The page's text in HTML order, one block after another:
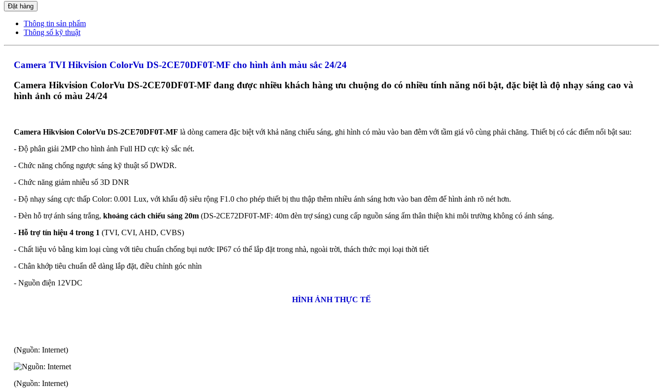
Đặt hàng
Thông tin sản phẩm
Thông số kỹ thuật
Camera TVI Hikvision ColorVu DS-2CE70DF0T-MF cho hình ảnh màu sắc 24/24
Camera Hikvision ColorVu DS-2CE70DF0T-MF đang được nhiều khách hàng ưu chuộng do có nhiều tính năng nổi bật, đặc biệt là độ nhạy sáng cao và
hình ảnh có màu 24/24
Camera Hikvision ColorVu DS-2CE70DF0T-MF là dòng camera đặc biệt với khả năng chiếu sáng, ghi hình có màu vào ban đêm với tầm giá vô cùng phải chăng. Thiết bị có các điểm nổi bật sau:
- Độ phân giải 2MP cho hình ảnh Full HD cực kỳ sắc nét.
- Chức năng chống ngược sáng kỹ thuật số DWDR.
- Chức năng giảm nhiễu số 3D DNR
- Độ nhạy sáng cực thấp Color: 0.001 Lux, với khẩu độ siêu rộng F1.0 cho phép thiết bị thu thập thêm nhiều ánh sáng hơn vào ban đêm để hình ảnh rõ nét hơn.
- Đèn hỗ trợ ánh sáng trắng, khoảng cách chiếu sáng 20m (DS-2CE72DF0T-MF: 40m đèn trợ sáng) cung cấp nguồn sáng ấm thân thiện khi môi trường không có ánh sáng.
- Hỗ trợ tín hiệu 4 trong 1 (TVI, CVI, AHD, CVBS)
- Chất liệu vỏ bằng kim loại cùng với tiêu chuẩn chống bụi nước IP67 có thể lắp đặt trong nhà, ngoài trời, thách thức mọi loại thời tiết
- Chân khớp tiêu chuẩn dễ dàng lắp đặt, điều chỉnh góc nhìn
- Nguồn điện 12VDC
HÌNH ẢNH THỰC TẾ
(Nguồn: Internet)
(Nguồn: Internet)